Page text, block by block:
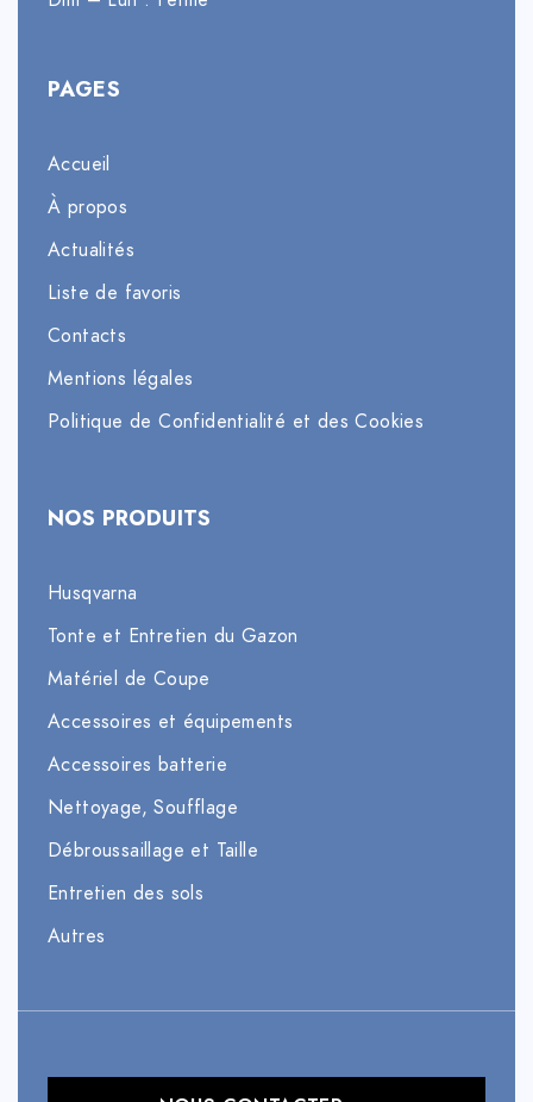
PAGES
Accueil
À propos
Actualités
Liste de favoris
Contacts
Mentions légales
Politique de Confidentialité et des Cookies
NOS PRODUITS
Husqvarna
Tonte et Entretien du Gazon
Matériel de Coupe
Accessoires et équipements
Accessoires batterie
Nettoyage, Soufflage
Débroussaillage et Taille
Entretien des sols
Autres